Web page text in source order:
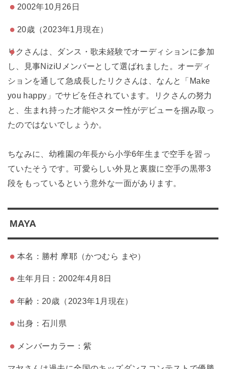
2002年10月26日
20歳（2023年1月現在）
リクさんは、ダンス・歌未経験でオーディションに参加
し、見事NiziUメンバーとして選ばれました。オーディ
ションを通して急成長したリクさんは、なんと「Make
you happy」でサビを任されています。リクさんの努力
と、生まれ持った才能やスター性がデビューを掴み取っ
たのではないでしょうか。
ちなみに、幼稚園の年長から小学6年生まで空手を習っ
ていたそうです。可愛らしい外見と裏腹に空手の黒帯3
段をもっているという意外な一面があります。
MAYA
本名：勝村 摩耶（かつむら まや）
生年月日：2002年4月8日
年齢：20歳（2023年1月現在）
出身：石川県
メンバーカラー：紫